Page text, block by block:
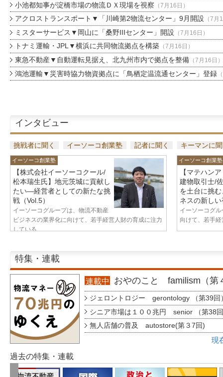
小池都知事が淀橋市場の物流ＤＸ現場を視察 （7月16日）
アクロストランスポート▼「川崎第2物流センター」9月開設 （7月
ミスターサービス▼岡山に「桑野IIIセンター」開設 （7月16日）
トナミ運輸・JPL▼横浜に共同物流拠点を構築（7月16日）
東急不動産▼自動運転見据え、北九州市内で拠点を整備（7月16日）
鴻池運輸▼災害時協力物資拠点に「鳥栖定温流通センター」登録
インタビュー
挑戦者に聞く イーソーコ創業塾 記者に聞く キーマンに
イーソーコ創業塾
【株式会社イーソーコクール/
松本瑞生氏】地元茨城に貢献し
たい—経営者としての新たな挑
戦（Vol.5）
イーソーコグループは、物流不動産
ビジネスの業界化に向けて、若手経営人財の育成に注力
している...
イーソーコ創業塾
【マテハン
建物取引士/
を土台に挑
ネスの新し
イーソーコグ
向けて、若手
特集・連載
連載中 おやのこと familism（第
ジェロントロジー gerontology （第39回
シニア市場は１００兆円 senior （第38
無人店舗の普及 autostore(第３7回)
現
過去の特集・連載